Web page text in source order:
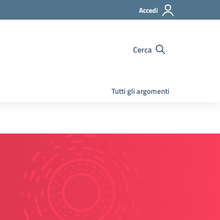
Accedi
Cerca
Tutti gli argomenti